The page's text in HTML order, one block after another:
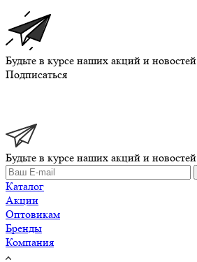
Будьте в курсе наших акций и новостей
Подписаться
Будьте в курсе наших акций и новостей
Каталог
Акции
Оптовикам
Бренды
Компания